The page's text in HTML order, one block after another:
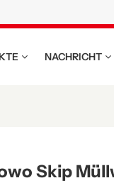
NACHRICHT
Skip